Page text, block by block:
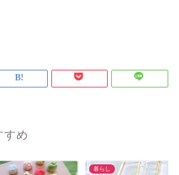
すめ
暮らし